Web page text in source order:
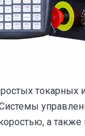
токарных
а также